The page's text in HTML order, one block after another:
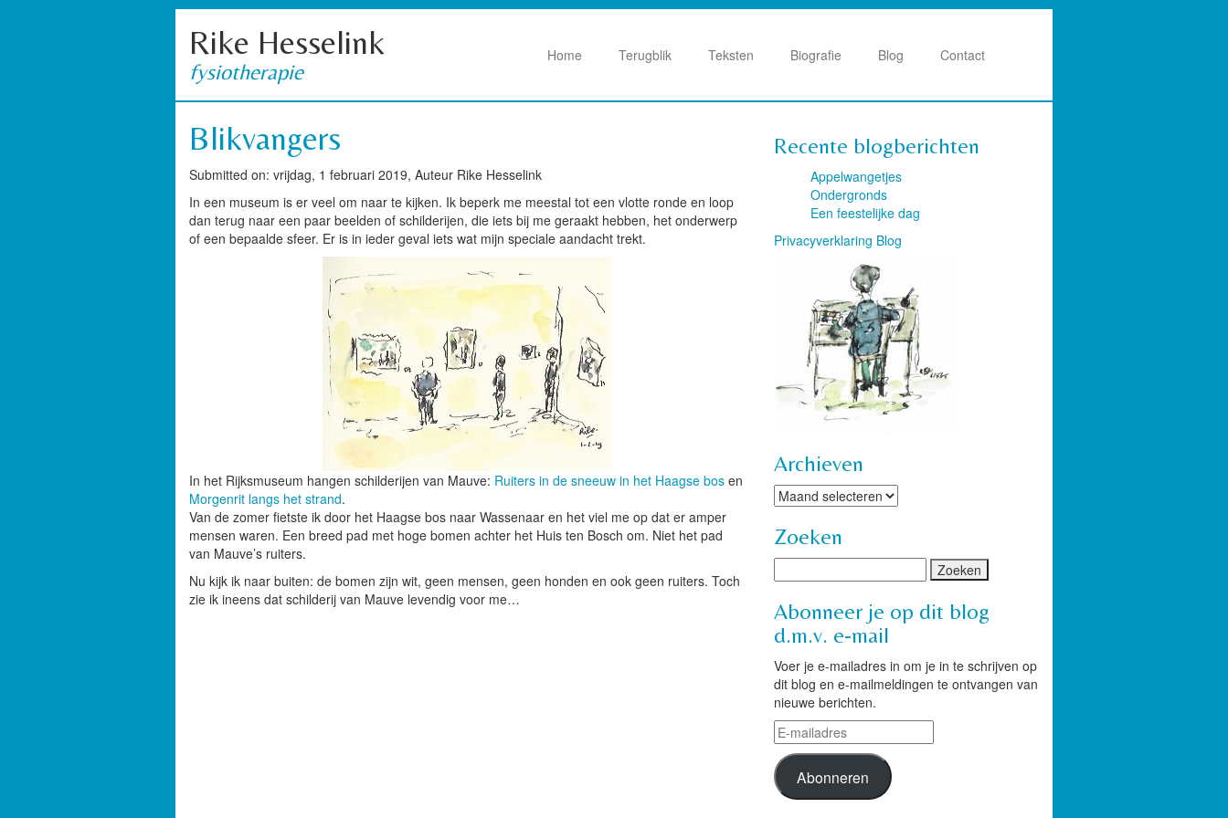
Rike Hesselink
fysiotherapie
Home Terugblik Teksten Biografie Blog Contact
Blikvangers
Submitted on: vrijdag, 1 februari 2019, Auteur Rike Hesselink
In een museum is er veel om naar te kijken. Ik beperk me meestal tot een vlotte ronde en loop
dan terug naar een paar beelden of schilderijen, die iets bij me geraakt hebben, het onderwerp
of een bepaalde sfeer. Er is in ieder geval iets wat mijn speciale aandacht trekt.
In het Rijksmuseum hangen schilderijen van Mauve: Ruiters in de sneeuw in het Haagse bos en
Morgenrit langs het strand.
Van de zomer fietste ik door het Haagse bos naar Wassenaar en het viel me op dat er amper
mensen waren. Een breed pad met hoge bomen achter het Huis ten Bosch om. Niet het pad
van Mauve’s ruiters.
Nu kijk ik naar buiten: de bomen zijn wit, geen mensen, geen honden en ook geen ruiters. Toch
zie ik ineens dat schilderij van Mauve levendig voor me…
Recente blogberichten
Appelwangetjes
Ondergronds
Een feestelijke dag
Privacyverklaring Blog
Archieven
Archieven
Zoeken
Abonneer je op dit blog
d.m.v. e-mail
Voer je e-mailadres in om je in te schrijven op
dit blog en e-mailmeldingen te ontvangen van
nieuwe berichten.
E-
mailadres
Abonneren